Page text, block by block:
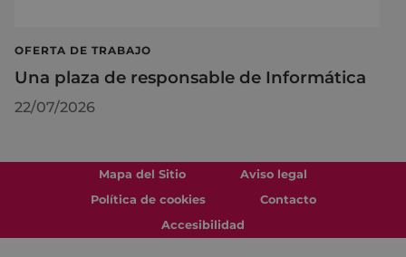
OFERTA DE TRABAJO
Una plaza de responsable de Informática
22/07/2026
Mapa del Sitio
Aviso legal
Política de cookies
Contacto
Accesibilidad